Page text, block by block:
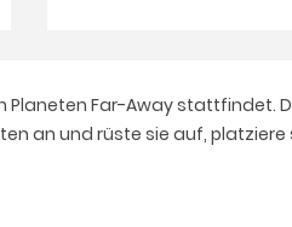
Far-Away stattfindet.
an und rüste sie auf,